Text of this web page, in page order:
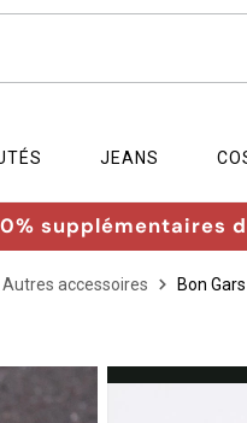
JEANS
supplémentaires
Autres accessoires Bon